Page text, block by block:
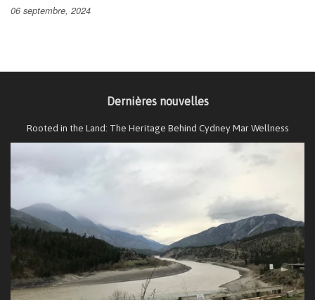
06 septembre, 2024
Dernières nouvelles
Rooted in the Land: The Heritage Behind Cydney Mar Wellness